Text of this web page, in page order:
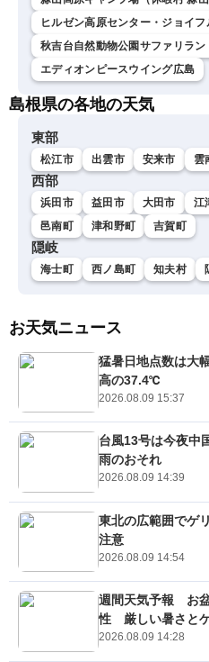
ヒルゼン高原センター・ジョイフ
秋吉台自然動物公園サファリラン
エディオンピースウイング広島
島根県の各地の天気
東部
松江市 出雲市 安来市 雲
西部
浜田市 益田市 大田市 江
邑南町
津和野町 吉賀町
隠岐
海士町 西ノ島町 知夫村
お天気ニュース
猛暑日地点数は大
高の37.4℃
2026.08.09 15:37
台風13号は今夜
雨のおそれ
2026.08.09 14:39
東北の広範囲でゲ
注意
2026.08.09 14:54
週間天気予報 お
性 厳しい暑さと
2026.08.09 14:28